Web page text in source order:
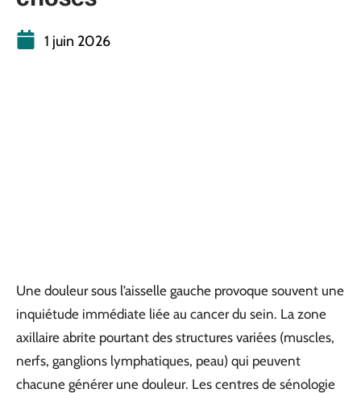
1 juin 2026
Une douleur sous l’aisselle gauche provoque souvent une
inquiétude immédiate liée au cancer du sein. La zone
axillaire abrite pourtant des structures variées (muscles,
nerfs, ganglions lymphatiques, peau) qui peuvent
chacune générer une douleur. Les centres de sénologie